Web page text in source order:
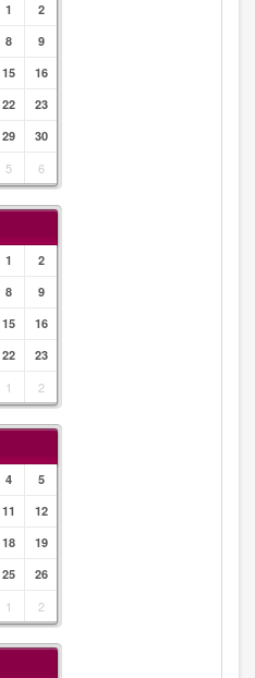
1
2
8
9
15
16
22
23
29
30
5 6
1
2
8
9
15
16
22
23
1 2
4
5
11
12
18
19
25
26
1 2